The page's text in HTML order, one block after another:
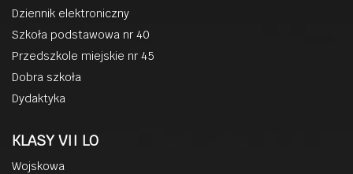
Dziennik elektroniczny
Szkoła podstawowa nr 40
Przedszkole miejskie nr 45
Dobra szkoła
Dydaktyka
KLASY VII LO
Wojskowa